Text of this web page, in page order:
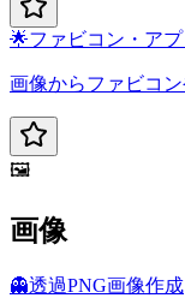
🌟ファビコン・ア
画像からファビコ
🖼️
画像
👻透過PNG画像作成